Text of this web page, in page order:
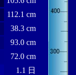
112.1 cm
38.3 cm
93.0 cm
72.0 cm
1.1 日